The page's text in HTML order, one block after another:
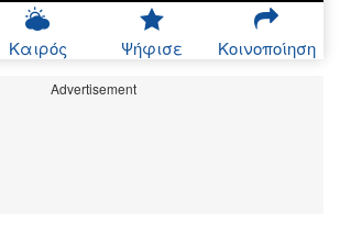
Καιρός Ψήφισε Κοινοποίηση
Advertisement